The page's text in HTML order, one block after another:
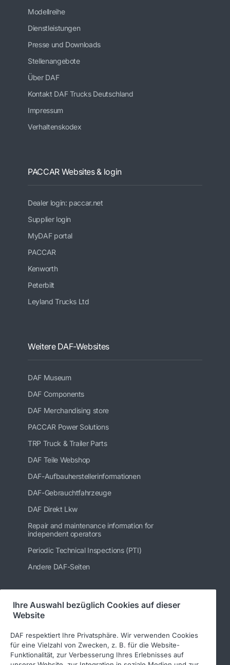
Modellreihe
Dienstleistungen
Presse und Downloads
Stellenangebote
Über DAF
Kontakt DAF Trucks Deutschland
Impressum
Verhaltenskodex
PACCAR Websites & login
Dealer login: paccar.net
Supplier login
MyDAF portal
PACCAR
Kenworth
Peterbilt
Leyland Trucks Ltd
Weitere DAF-Websites
DAF Museum
DAF Components
DAF Merchandising store
PACCAR Power Solutions
TRP Truck & Trailer Parts
DAF Teile Webshop
DAF-Aufbauherstellerinformationen
DAF-Gebrauchtfahrzeuge
DAF Direkt Lkw
Repair and maintenance information for
independent operators
Periodic Technical Inspections (PTI)
Andere DAF-Seiten
Folgen Sie uns
Ihre Auswahl bezüglich Cookies auf dieser
Website
DAF respektiert Ihre Privatsphäre. Wir verwenden Cookies
für eine Vielzahl von Zwecken, z. B. für die Website-
Funktionalität, zur Verbesserung Ihres Erlebnisses auf